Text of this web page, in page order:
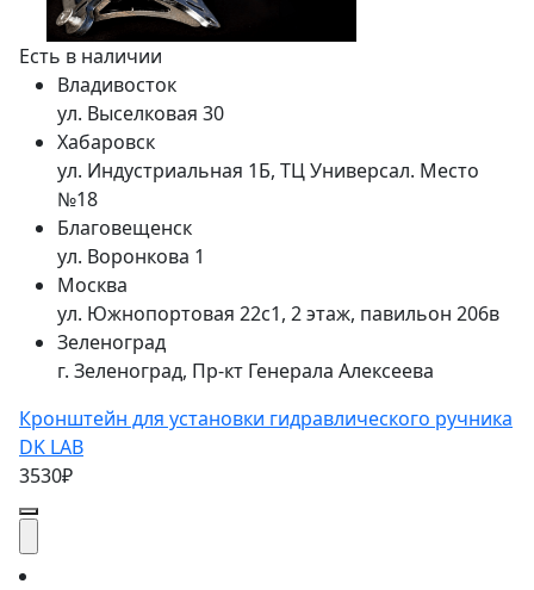
Есть в наличии
Владивосток
ул. Выселковая 30
Хабаровск
ул. Индустриальная 1Б, ТЦ Универсал. Место
№18
Благовещенск
ул. Воронкова 1
Москва
ул. Южнопортовая 22с1, 2 этаж, павильон 206в
Зеленоград
г. Зеленоград, Пр-кт Генерала Алексеева
Кронштейн для установки гидравлического ручника
DK LAB
3530₽